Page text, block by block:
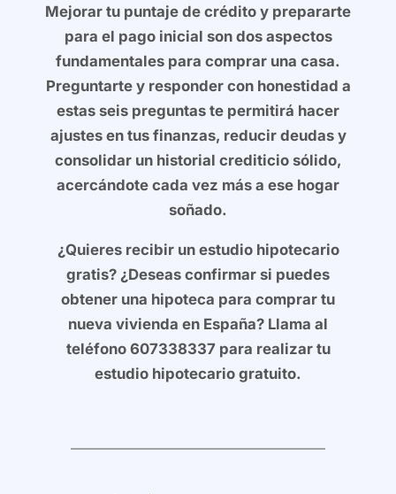
Mejorar tu puntaje de crédito y prepararte
para el pago inicial son dos aspectos
fundamentales para comprar una casa.
Preguntarte y responder con honestidad a
estas seis preguntas te permitirá hacer
ajustes en tus finanzas, reducir deudas y
consolidar un historial crediticio sólido,
acercándote cada vez más a ese hogar
soñado.
¿Quieres recibir un estudio hipotecario
gratis? ¿Deseas confirmar si puedes
obtener una hipoteca para comprar tu
nueva vivienda en España? Llama al
teléfono 607338337 para realizar tu
estudio hipotecario gratuito.